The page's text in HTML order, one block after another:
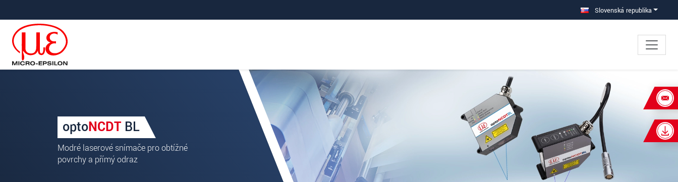
Slovenská republika
optoNCDT BL
Modré laserové snímače pro obtížné
povrchy a přímý odraz
×
Ihre Anfrage zu: Snímače (verze BL) s modrým laserem
Titul*
Krstné meno